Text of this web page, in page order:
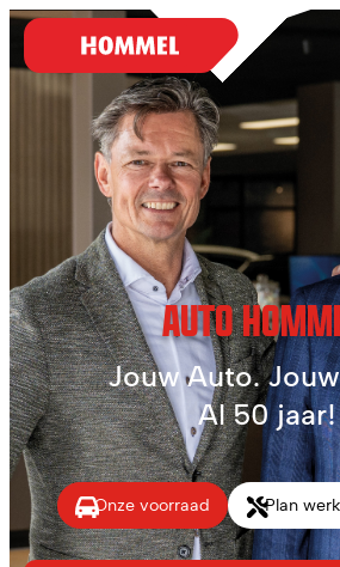
AUTO
Jouw Auto.
Al 50 jaar!
Onze voorraad Plan